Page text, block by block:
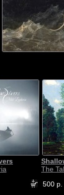
The
500 р.